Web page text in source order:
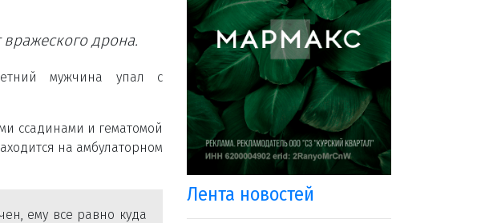
дрона.
мужчина упал с
ссадинами и гематомой
на амбулаторном
ему все равно куда
Лента новостей